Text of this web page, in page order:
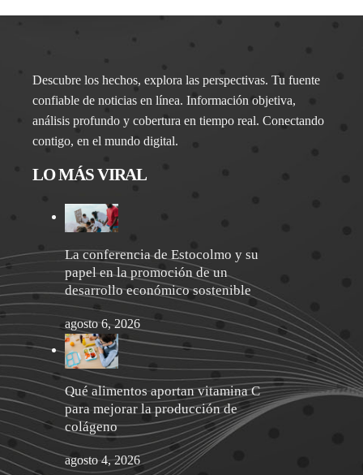
Descubre los hechos, explora las perspectivas. Tu fuente
confiable de noticias en línea. Información objetiva,
análisis profundo y cobertura en tiempo real. Conectando
contigo, en el mundo digital.
LO MÁS VIRAL
La conferencia de Estocolmo y su
papel en la promoción de un
desarrollo económico sostenible
agosto 6, 2026
Qué alimentos aportan vitamina C
para mejorar la producción de
colágeno
agosto 4, 2026